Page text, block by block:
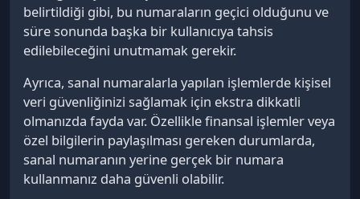
belirtildiği gibi, bu numaraların geçici olduğunu ve
süre sonunda başka bir kullanıcıya tahsis
edilebileceğini unutmamak gerekir.
Ayrıca, sanal numaralarla yapılan işlemlerde kişisel
veri güvenliğinizi sağlamak için ekstra dikkatli
olmanızda fayda var. Özellikle finansal işlemler veya
özel bilgilerin paylaşılması gereken durumlarda,
sanal numaranın yerine gerçek bir numara
kullanmanız daha güvenli olabilir.